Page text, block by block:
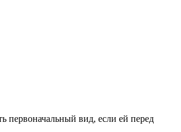
первоначальный вид, если ей перед